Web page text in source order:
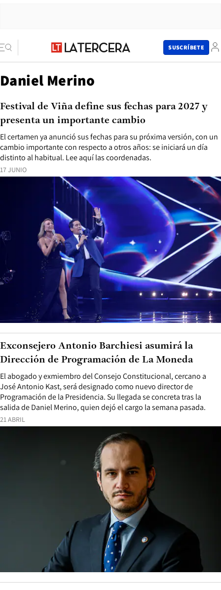
SUSCRÍBETE
Daniel Merino
17 JUNIO
El certamen ya anunció sus fechas para su próxima versión, con un
cambio importante con respecto a otros años: se iniciará un día
distinto al habitual. Lee aquí las coordenadas.
Festival de Viña define sus fechas para 2027 y
presenta un importante cambio
21 ABRIL
El abogado y exmiembro del Consejo Constitucional, cercano a
José Antonio Kast, será designado como nuevo director de
Programación de la Presidencia. Su llegada se concreta tras la
salida de Daniel Merino, quien dejó el cargo la semana pasada.
Exconsejero Antonio Barchiesi asumirá la
Dirección de Programación de La Moneda